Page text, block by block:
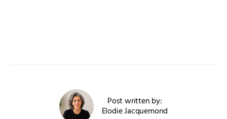
Post written by:
Elodie Jacquemond